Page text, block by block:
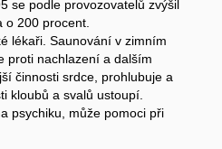
se podle provozovatelů zvýšil
o 200 procent.
lékaři. Saunování v zimním
proti nachlazení a dalším
činnosti srdce, prohlubuje a
kloubů a svalů ustoupí.
psychiku, může pomoci při